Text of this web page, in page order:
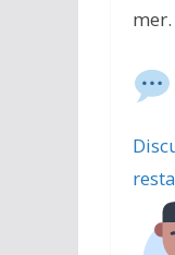
mer.